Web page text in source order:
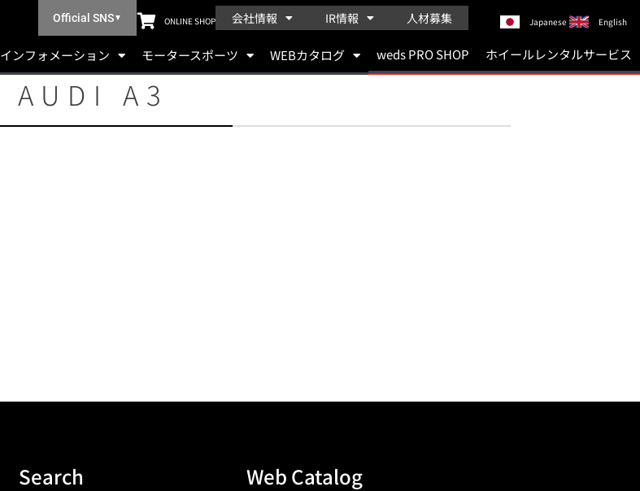
Official SNS▼ ONLINE SHOP 会社情報 IR情報 人材募集 Japanese English
インフォメーション モータースポーツ WEBカタログ weds PRO SHOP ホイールレンタルサービス
AUDI A3
Search Web Catalog